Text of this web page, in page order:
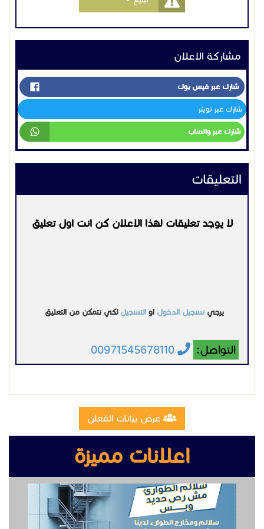
مشاركة الاعلان
شارك عبر فيس بوك
شارك عبر تويتر
شارك عبر واتساب
التعليقات
لا يوجد تعليقات لهذا الاعلان كن انت اول تعليق
يرجيتسجيل الدخول او التسجيل لكي تتمكن من التعليق
التواصل: 00971545678110
عرض بيانات المُعلن
اعلانات مميزة